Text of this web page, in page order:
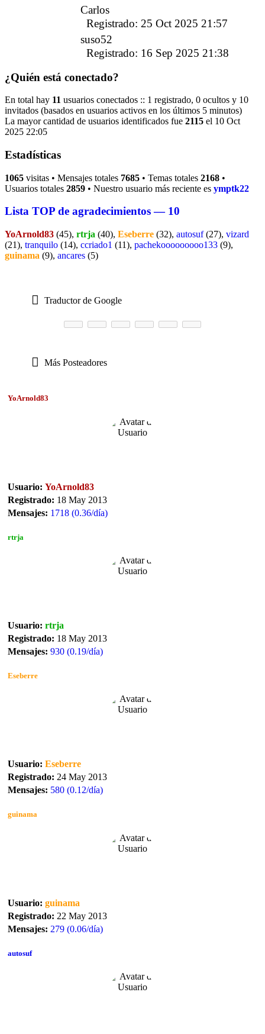
Carlos
Registrado: 25 Oct 2025 21:57
suso52
Registrado: 16 Sep 2025 21:38
¿Quién está conectado?
En total hay 11 usuarios conectados :: 1 registrado, 0 ocultos y 10
invitados (basados en usuarios activos en los últimos 5 minutos)
La mayor cantidad de usuarios identificados fue 2115 el 10 Oct
2025 22:05
Estadísticas
1065 visitas • Mensajes totales 7685 • Temas totales 2168 •
Usuarios totales 2859 • Nuestro usuario más reciente es ymptk22
Lista TOP de agradecimientos — 10
YoArnold83 (45), rtrja (40), Eseberre (32), autosuf(27), vizard
(21), tranquilo (14), ccriado1 (11), pachekooooooooo133 (9),
guinama (9), ancares (5)
Traductor de Google
Más Posteadores
YoArnold83
Usuario: YoArnold83
Registrado: 18 May 2013
Mensajes: 1718 (0.36/día)
rtrja
Usuario: rtrja
Registrado: 18 May 2013
Mensajes: 930 (0.19/día)
Eseberre
Usuario: Eseberre
Registrado: 24 May 2013
Mensajes: 580 (0.12/día)
guinama
Usuario: guinama
Registrado: 22 May 2013
Mensajes: 279 (0.06/día)
autosuf